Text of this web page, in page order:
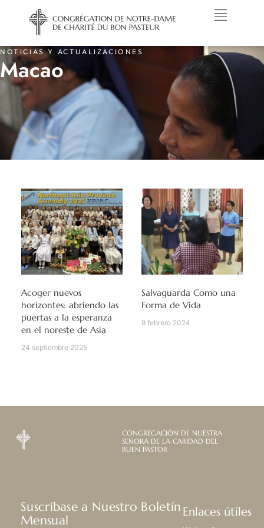
NOTICIAS Y ACTUALIZACIONES
Macao
Acoger nuevos
horizontes: abriendo las
puertas a la esperanza
en el noreste de Asia
24 septiembre 2025
Salvaguarda Como una
Forma de Vida
9 febrero 2024
CONGREGACIÓN DE NUESTRA
SEÑORA DE LA CARIDAD DEL
BUEN PASTOR
Suscríbase a Nuestro Boletín
Mensual
Enlaces útiles